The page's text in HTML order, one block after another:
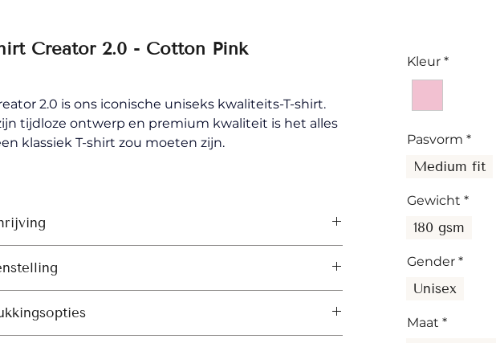
Creator 2.0 - Cotton Pink
2.0 is ons iconische uniseks kwaliteits-T-shirt.
tijdloze ontwerp en premium kwaliteit is het alles
klassiek T-shirt zou moeten zijn.
aan de kraag
aan de binnenkant in dezelfde stof
dubbel sierstiksel onderaan de mouwen en de
Ring Spun
Haze: 70% organisch katoen – 30% gerecycled
Kleur *
Pasvorm *
Medium fit
Gewicht *
180 gsm
Gender *
Unisex
Maat *